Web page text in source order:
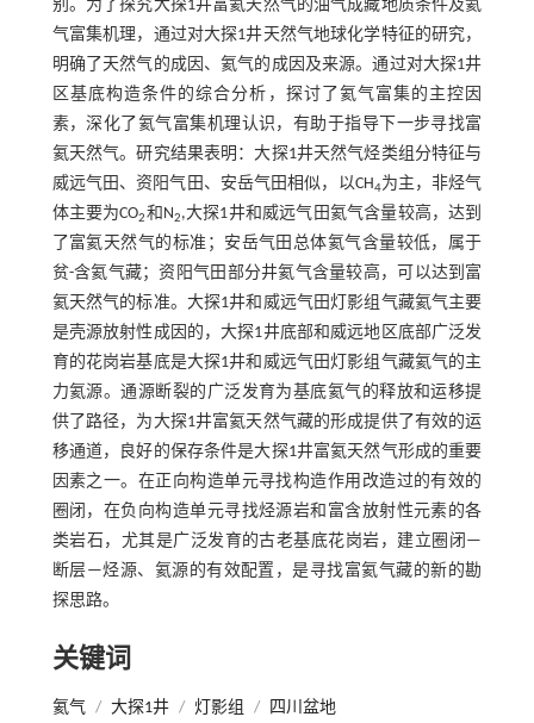
别。为了探究大探1井富氦天然气的油气成藏地质条件及氦
气富集机理，通过对大探1井天然气地球化学特征的研究，
明确了天然气的成因、氦气的成因及来源。通过对大探1井
区基底构造条件的综合分析，探讨了氦气富集的主控因
素，深化了氦气富集机理认识，有助于指导下一步寻找富
氦天然气。研究结果表明：大探1井天然气烃类组分特征与
威远气田、资阳气田、安岳气田相似，以CH4为主，非烃气
体主要为CO2和N2,大探1井和威远气田氦气含量较高，达到
了富氦天然气的标准；安岳气田总体氦气含量较低，属于
贫-含氦气藏；资阳气田部分井氦气含量较高，可以达到富
氦天然气的标准。大探1井和威远气田灯影组气藏氦气主要
是壳源放射性成因的，大探1井底部和威远地区底部广泛发
育的花岗岩基底是大探1井和威远气田灯影组气藏氦气的主
力氦源。通源断裂的广泛发育为基底氦气的释放和运移提
供了路径，为大探1井富氦天然气藏的形成提供了有效的运
移通道，良好的保存条件是大探1井富氦天然气形成的重要
因素之一。在正向构造单元寻找构造作用改造过的有效的
圈闭，在负向构造单元寻找烃源岩和富含放射性元素的各
类岩石，尤其是广泛发育的古老基底花岗岩，建立圈闭—
断层—烃源、氦源的有效配置，是寻找富氦气藏的新的勘
探思路。
关键词
氦气 / 大探1井 / 灯影组 / 四川盆地